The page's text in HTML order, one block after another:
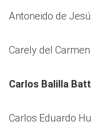
Antoneido de
Carely del
Carlos Balilla
Carlos Eduardo